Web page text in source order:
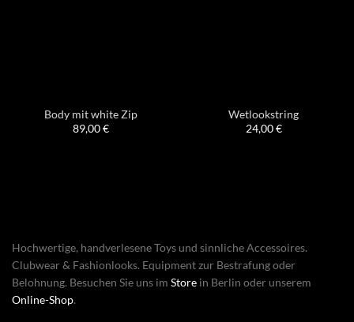
Body mit white Zip
89,00€
Wetlookstring
24,00€
Hochwertige, handverlesene Toys und sinnliche Accessoires.
Clubwear & Fashionlooks. Equipment zur Bestrafung oder
Belohnung. Besuchen Sie uns im Store in Berlin oder unserem
Online-Shop.